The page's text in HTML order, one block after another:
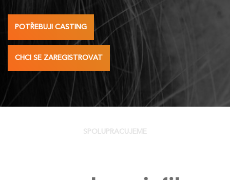
POTŘEBUJI CASTING
CHCI SE ZAREGISTROVAT
SPOLUPRACUJEME